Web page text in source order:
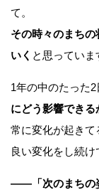
て。
その時々のまち
いく と思っていま
1年の中のたった2
にどう影響できる
常に変化が起きて
良い変化をし続け
—— 「次のまち